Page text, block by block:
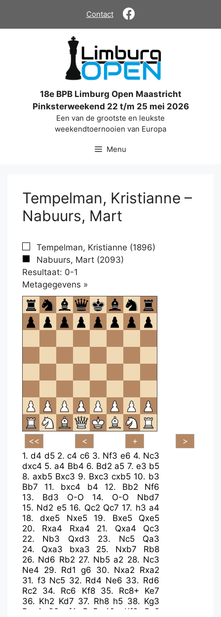
de
Contact
18e BPB Limburg Open Maastricht
Pinksterweekend 22 t/m 25 mei 2026
Een van de grootste en leukste
weekendtoernooien van Europa
Menu
Tempelman, Kristianne –
Nabuurs, Mart
Tempelman, Kristianne (1896)
Nabuurs, Mart (2093)
Resultaat: 0-1
Metagegevens »
om
te
openen.
1.d4 d5 2.c4 c6 3. Nf3 e6 4. Nc3
dxc4 5. a4 Bb4 6. Bd2 a5 7. e3 b5
8. axb5 Bxc3 9. Bxc3 cxb5 10. b3
Bb7
11. bxc4 b4 12. Bb2
Nf6
13. Bd3 O-O 14. O-O
Nbd7
15. Nd2 e5 16. Qc2 Qc7 17. h3 a4
18.dxe5 Nxe5 19. Bxe5
Qxe5
20. Rxa4 Rxa4 21. Qxa4
Qc3
22. Nb3 Qxd3 23. Nc5
Qa3
24. Qxa3 bxa3 25. Nxb7
Rb8
26. Nd6 Rb2 27. Nb5 a2 28. Nc3
Ne4 29. Rd1 g6 30. Nxa2 Rxa2
31. f3 Nc5 32. Rd4 Ne6 33. Rd6
Rc2
34. Rc6 Kf8 35. Rc8+
Ke7
36. Kh2 Kd7 37. Rh8 h5 38. Kg3
Rxc4
39. f4 Rc5 40. Kf3
Rc8